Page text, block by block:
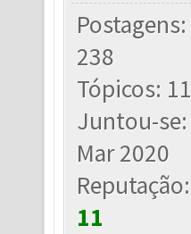
Postagens:
238
Tópicos: 11
Juntou-se:
Mar 2020
Reputação:
11